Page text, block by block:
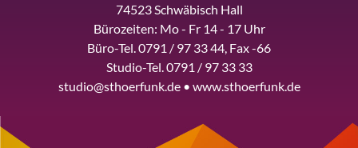
74523 Schwäbisch Hall
Bürozeiten: Mo - Fr 14 - 17 Uhr
Büro-Tel. 0791 / 97 33 44, Fax -66
Studio-Tel. 0791 / 97 33 33
studio@sthoerfunk.de • www.sthoerfunk.de